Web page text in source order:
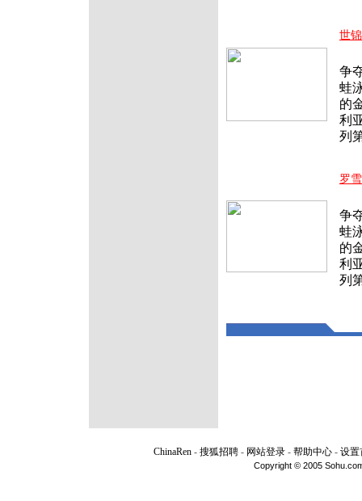
世
争
蛙
的
利
列
罗
争
蛙
的
利
列
ChinaRen - 搜狐招聘 - 网站登录 - 帮助中心 - 设置
Copyright © 2005